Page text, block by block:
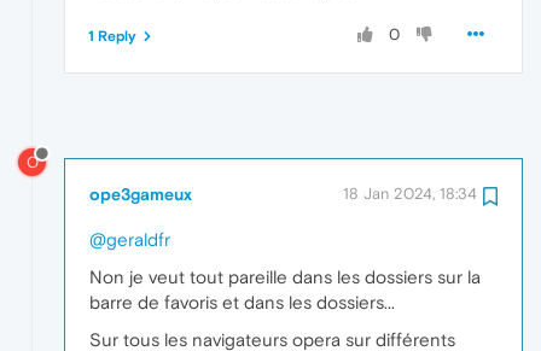
0
1 Reply
O
ope3gameux 18 Jan 2024, 18:34
@geraldfr
Non je veut tout pareille dans les dossiers sur la
barre de favoris et dans les dossiers...
Sur tous les navigateurs opera sur différents